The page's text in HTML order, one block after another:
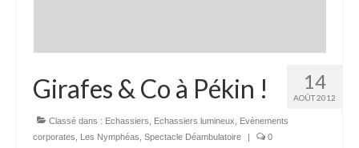
14
AOÛT 2012
Girafes & Co à Pékin !
Classé dans : Echassiers Echassiers lumineux
Evènements
corporates
Les Nymphéas Spectacle Déambulatoire | 0